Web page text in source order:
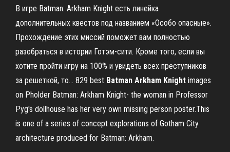
В игре Batman: Arkham Knight есть линейка
дополнительных квестов под названием «Особо опасные».
Прохождение этих миссий поможет вам полностью
разобраться в истории Готэм-сити. Кроме того, если вы
хотите пройти игру на 100% и увидеть всех преступников
за решеткой, то... 829 best Batman Arkham Knight images
on Pholder Batman: Arkham Knight- the woman in Professor
Pyg's dollhouse has her very own missing person poster.This
is one of a series of concept explorations of Gotham City
architecture produced for Batman: Arkham.